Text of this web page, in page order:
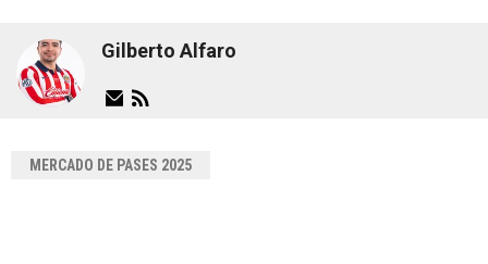
Gilberto Alfaro
MERCADO DE PASES 2025